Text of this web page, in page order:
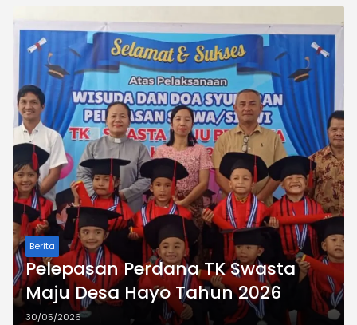
Berita
Pelepasan Perdana TK Swasta
Maju Desa Hayo Tahun 2026
30/05/2026